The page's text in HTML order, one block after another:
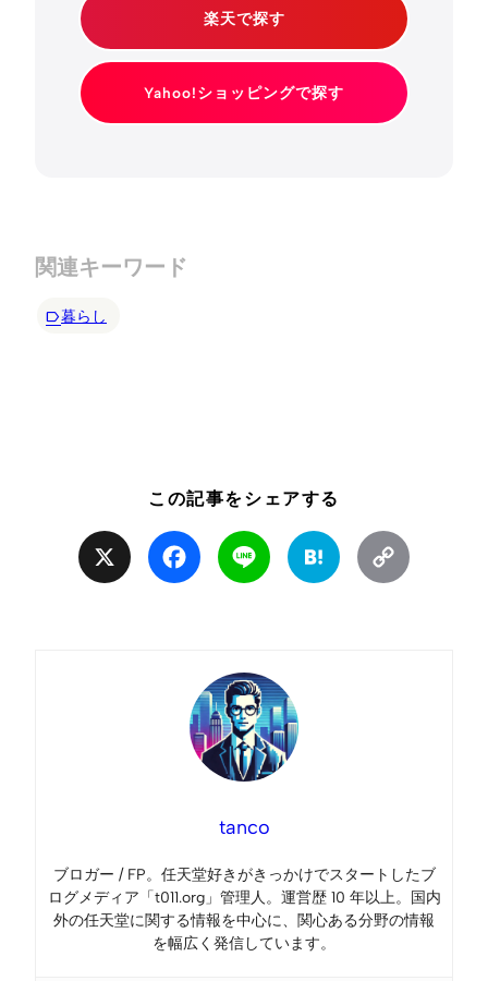
楽天で探す
Yahoo!ショッピングで探す
関連キーワード
暮らし
この記事をシェアする
Facebook Line Hatena
tanco
ブロガー / FP。任天堂好きがきっかけでスタートしたブ
ログメディア「t011.org」管理人。運営歴 10 年以上。国内
外の任天堂に関する情報を中心に、関心ある分野の情報
を幅広く発信しています。